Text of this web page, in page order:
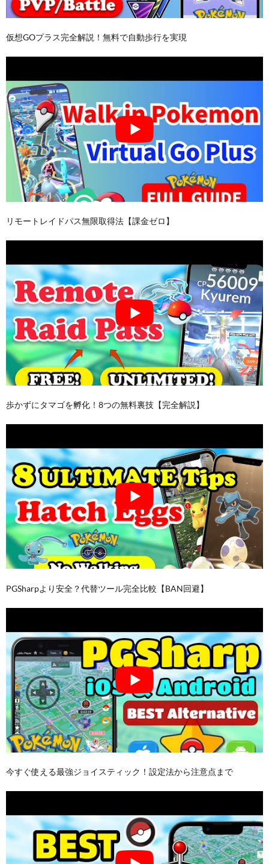
仮想GOプラス完全解説！無料で自動歩行を実現
リモートレイドパス無限取得法【課金ゼロ】
歩かずにタマゴを孵化！8つの無料裏技【完全解説】
PGSharpより安全？代替ツール完全比較【BAN回避】
今すぐ使える最強ジョイスティック！設定法から注意点まで